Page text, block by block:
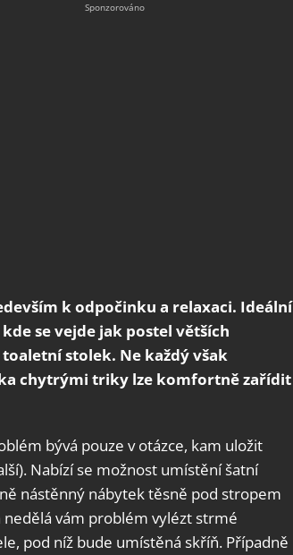
k odpočinku a relaxaci. Ideální
se vejde jak postel větších
stolek. Ne každý však
chytrými triky lze komfortně zařídit
bývá pouze v otázce, kam uložit
Nabízí se možnost umístění šatní
nástěnný nábytek těsně pod stropem
vám problém vylézt strmé
pod níž bude umístěná skříň. Případně